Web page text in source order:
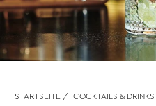
STARTSEITE / COCKTAILS & DRINKS